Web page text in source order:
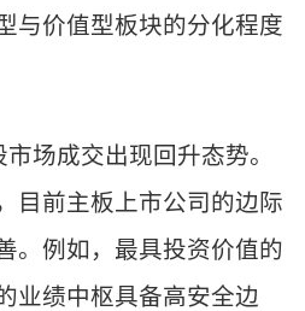
与价值型板块的分化程度
场成交出现回升态势。
目前主板上市公司的边际
。例如，最具投资价值的
业绩中枢具备高安全边